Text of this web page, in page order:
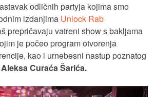
odličnih partyja kojima smo
izdanjima Unlock Rab
prepričavaju vatreni show s bakljama
je počeo program otvorenja
kao i urnebesni nastup poznatog
Aleksa Curaća Šarića.